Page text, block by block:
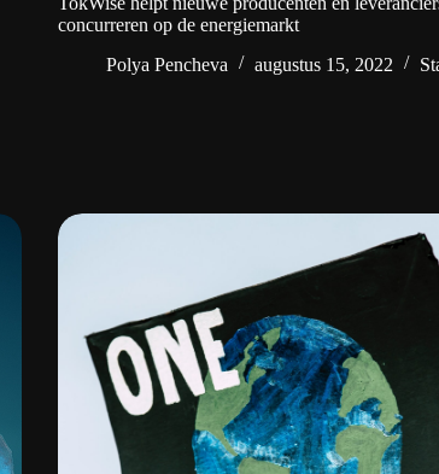
concurreren op de energiemarkt
Polya Pencheva
augustus 15, 2022